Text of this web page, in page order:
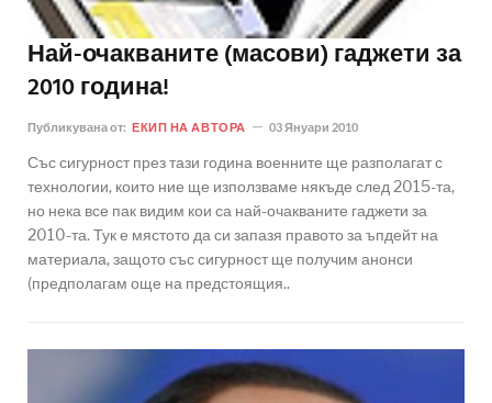
Най-очакваните (масови) гаджети за
2010 година!
Публикувана от: ЕКИП НА АВТОРА 03 Януари 2010
Със сигурност през тази година военните ще разполагат с
технологии, които ние ще използваме някъде след 2015-та,
но нека все пак видим кои са най-очакваните гаджети за
2010-та. Тук е мястото да си запазя правото за ъпдейт на
материала, защото със сигурност ще получим анонси
(предполагам още на предстоящия..